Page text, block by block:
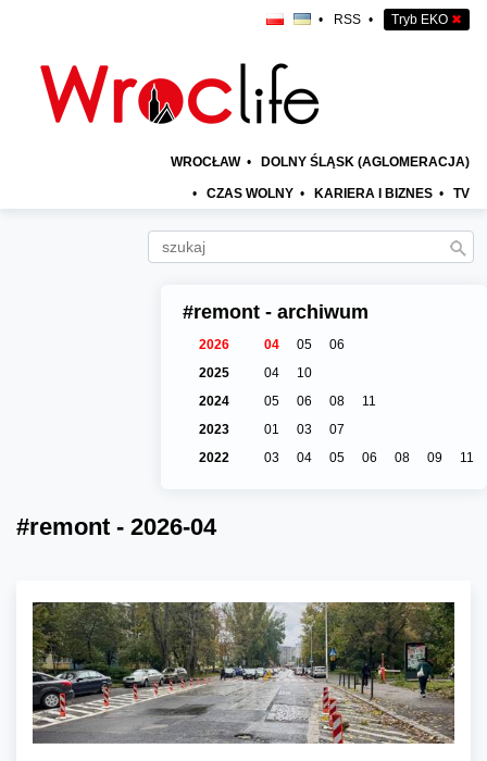
• RSS • Tryb EKO ✖
WROCŁAW • DOLNY ŚLĄSK (AGLOMERACJA)
• CZAS WOLNY • KARIERA I BIZNES • TV
#remont - archiwum
2026 04 05
06
2025
04
10
2024
05 06 08
11
2023
01 03
07
2022
03 04 05 06 08 09 11
#remont - 2026-04